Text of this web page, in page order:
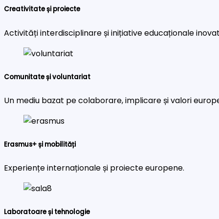
Creativitate și proiecte
Activități interdisciplinare și inițiative educaționale
Comunitate și voluntariat
Un mediu bazat pe colaborare, implicare și valori
Erasmus+ și mobilități
Experiențe internaționale și proiecte europene.
Laboratoare și tehnologie